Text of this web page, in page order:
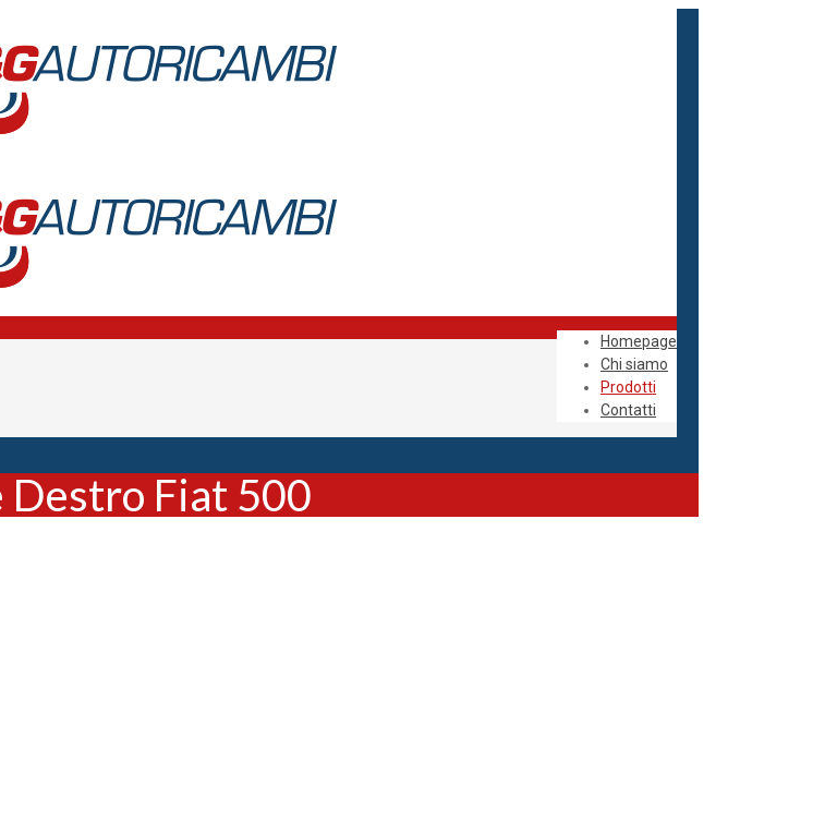
Homepage
Chi siamo
Prodotti
Contatti
Destro Fiat 500